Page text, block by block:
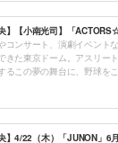
】【小南光司】「
コンサート、演劇イベント
きた東京ドーム。アスリー
るこの夢の舞台に、野球を
】4/22（木）「JUNON」6